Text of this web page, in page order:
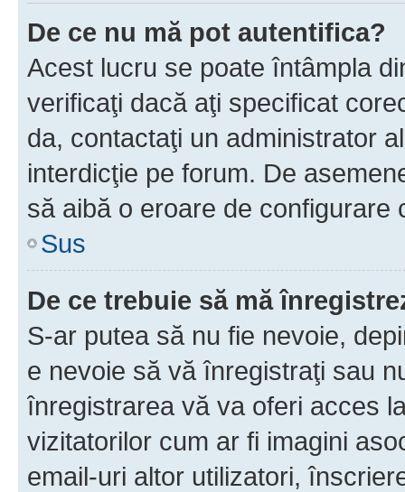
De ce nu mă pot autentifica?
Acest lucru se poate întâmpla
verificaţi dacă aţi specificat
da, contactaţi un administrator
interdicţie pe forum. De
să aibă o eroare de configurare
Sus
De ce trebuie să mă
S-ar putea să nu fie nevoie,
e nevoie să vă înregistraţi sau
înregistrarea vă va oferi acces
vizitatorilor cum ar fi imagini
email-uri altor utilizatori,